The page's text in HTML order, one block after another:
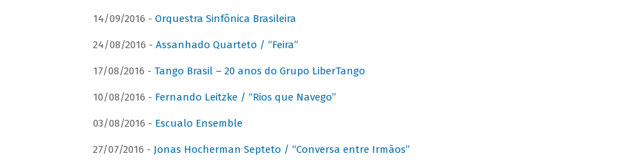
14/09/2016 - Orquestra Sinfônica Brasileira
24/08/2016 - Assanhado Quarteto / “Feira”
17/08/2016 - Tango Brasil – 20 anos do Grupo LiberTango
10/08/2016 - Fernando Leitzke / “Rios que Navego”
03/08/2016 - Escualo Ensemble
27/07/2016 - Jonas Hocherman Septeto / “Conversa entre Irmãos”